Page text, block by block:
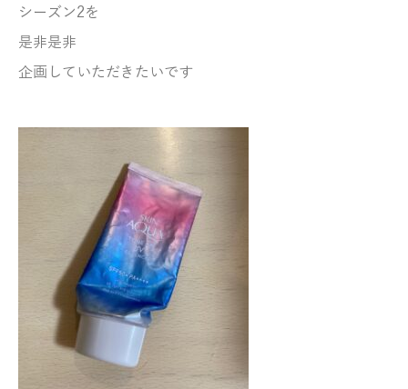
シーズン2を
是非是非
企画していただきたいです